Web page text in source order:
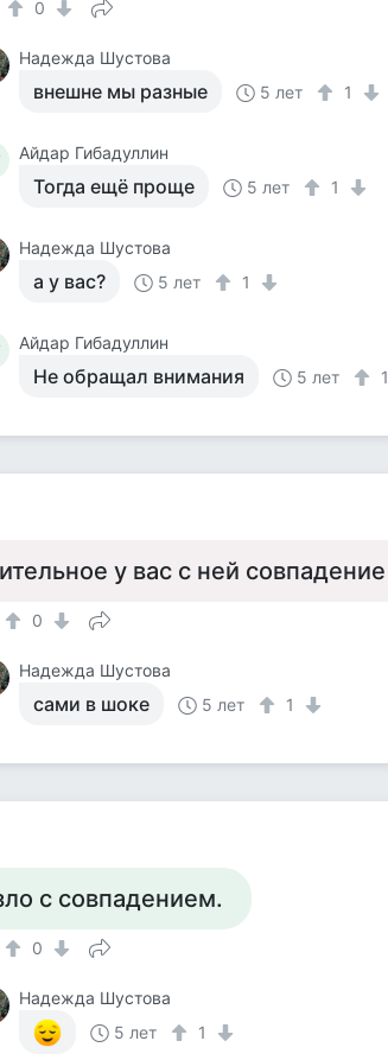
0
Надежда Шустова
внешне мы разные 5 лет 1
Айдар Гибадуллин
Тогда ещё проще 5 лет 1
Надежда Шустова
а у вас? 5 лет 1
Айдар Гибадуллин
Не обращал внимания 5 лет 1
у вас с ней совпадение
0
Надежда Шустова
сами в шоке 5 лет 1
с совпадением.
0
Надежда Шустова
5 лет
1